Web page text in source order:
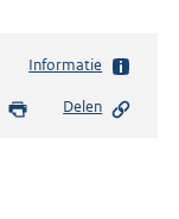
Informatie
Delen